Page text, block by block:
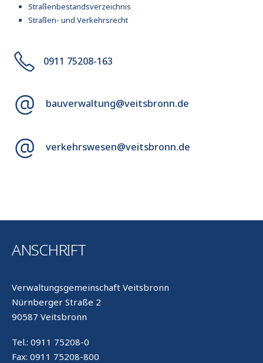
Straßenbestandsverzeichnis
Straßen- und Verkehrsrecht
0911 75208-163
bauverwaltung@veitsbronn.de
verkehrswesen@veitsbronn.de
ANSCHRIFT
Verwaltungsgemeinschaft Veitsbronn
Nürnberger Straße 2
90587 Veitsbronn
Tel.: 0911 75208-0
Fax: 0911 75208-800